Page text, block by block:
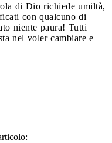
di Dio richiede umiltà,
con qualcuno di
niente paura! Tutti
nel voler cambiare e